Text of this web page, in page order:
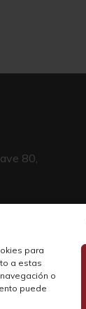
para
a estas
o
puede
80,